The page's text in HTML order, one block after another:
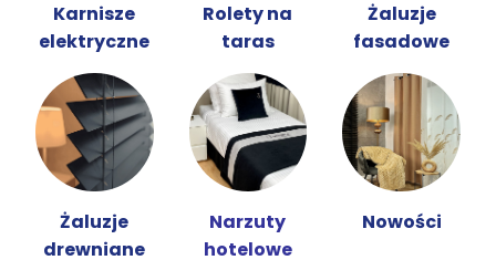
Karnisze
elektryczne
Rolety na
taras
Żaluzje
fasadowe
Żaluzje
drewniane
Narzuty
hotelowe
Nowości